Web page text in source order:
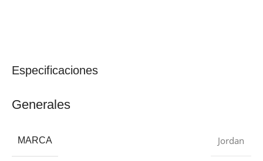
Especificaciones
Generales
MARCA Jordan